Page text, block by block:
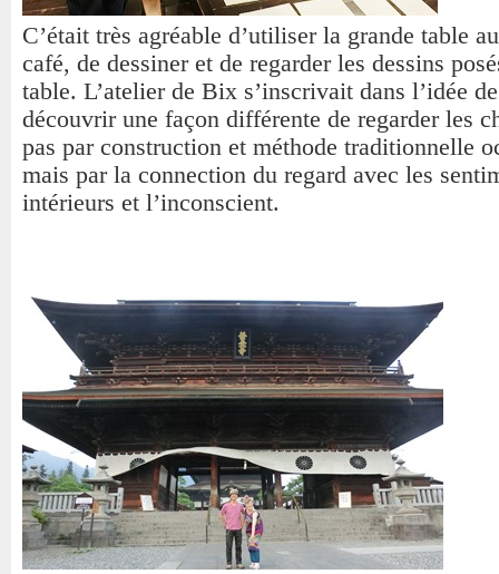
C’était très agréable d’utiliser la grande table
café, de dessiner et de regarder les dessins
table. L’atelier de Bix s’inscrivait dans l’idée
découvrir une façon différente de regarder les
pas par construction et méthode traditionnelle
mais par la connection du regard avec les
intérieurs et l’inconscient.